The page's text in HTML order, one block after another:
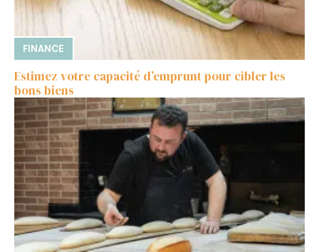
FINANCE
Estimez votre capacité d’emprunt pour cibler les
bons biens